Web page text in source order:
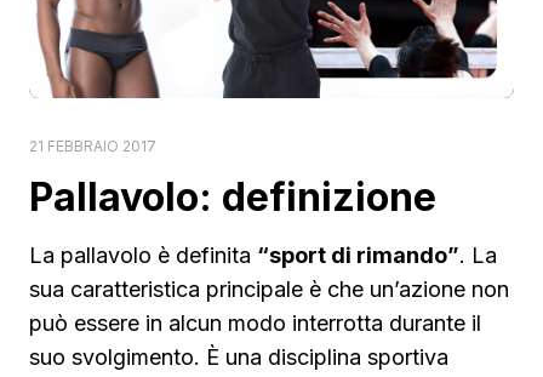
21 FEBBRAIO 2017
Pallavolo: definizione
La pallavolo è definita “sport di rimando”. La
sua caratteristica principale è che un’azione non
può essere in alcun modo interrotta durante il
suo svolgimento. È una disciplina sportiva